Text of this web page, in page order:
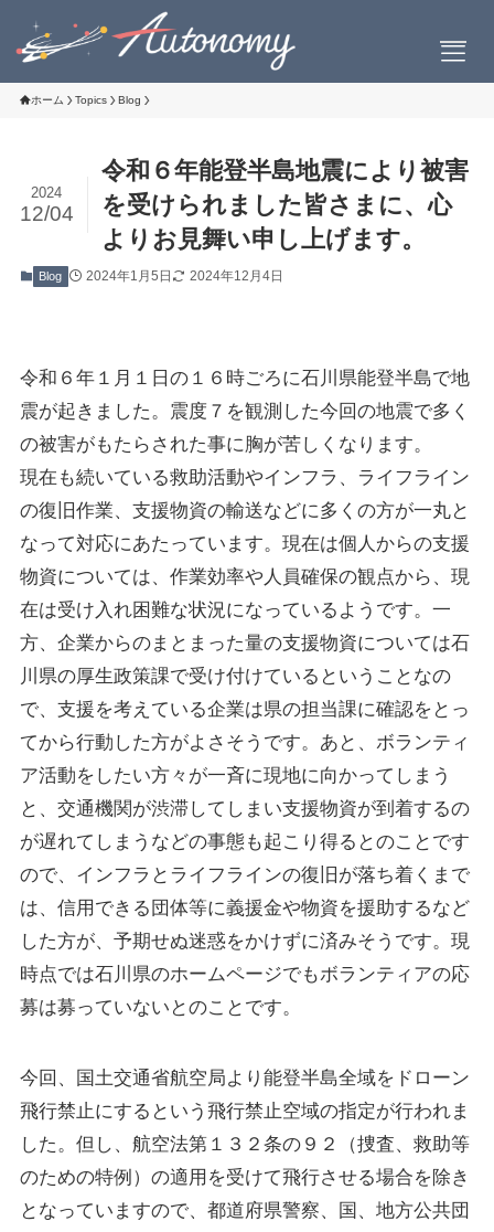
会社案内
社長挨拶
製品情報
Suveyor-X
Suveyor-ⅠN
Suveyor-Ⅱ
Suveyor-Ⅲ
Suveyor-Ⅳ
XEDC03S/XEDC05M
外壁点検ソリューション
各種サービス
ドローン操縦士（プロパイロット）派遣
画像解析システム
委託業務（実証実験）
インフラ設備点検向けドローン研修サービス
最新情報
ニュース
プレスリリース
導入実績
出展情報
ホーム Topics Blog
令和６年能登半島地震により被害
を受けられました皆さまに、心
よりお見舞い申し上げます。
2024
12/04
Blog 2024年1月5日 2024年12月4日
令和６年１月１日の１６時ごろに石川県能登半島で地
震が起きました。震度７を観測した今回の地震で多く
の被害がもたらされた事に胸が苦しくなります。
現在も続いている救助活動やインフラ、ライフライン
の復旧作業、支援物資の輸送などに多くの方が一丸と
なって対応にあたっています。現在は個人からの支援
物資については、作業効率や人員確保の観点から、現
在は受け入れ困難な状況になっているようです。一
方、企業からのまとまった量の支援物資については石
川県の厚生政策課で受け付けているということなの
で、支援を考えている企業は県の担当課に確認をとっ
てから行動した方がよさそうです。あと、ボランティ
ア活動をしたい方々が一斉に現地に向かってしまう
と、交通機関が渋滞してしまい支援物資が到着するの
が遅れてしまうなどの事態も起こり得るとのことです
ので、インフラとライフラインの復旧が落ち着くまで
は、信用できる団体等に義援金や物資を援助するなど
した方が、予期せぬ迷惑をかけずに済みそうです。現
時点では石川県のホームページでもボランティアの応
募は募っていないとのことです。
今回、国土交通省航空局より能登半島全域をドローン
飛行禁止にするという飛行禁止空域の指定が行われま
した。但し、航空法第１３２条の９２（捜査、救助等
のための特例）の適用を受けて飛行させる場合を除き
となっていますので、都道府県警察、国、地方公共団